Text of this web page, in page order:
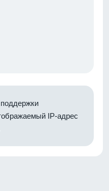
IP-адрес